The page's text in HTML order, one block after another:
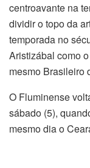
centroavante na
dividir o topo da
temporada no
Aristizábal como
mesmo Brasileiro
O Fluminense
sábado (5),
mesmo dia o